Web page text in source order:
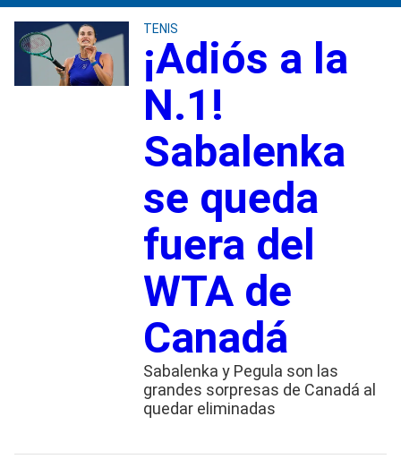
TENIS
¡Adiós a la
N.1!
Sabalenka
se queda
fuera del
WTA de
Canadá
Sabalenka y Pegula son las
grandes sorpresas de Canadá al
quedar eliminadas